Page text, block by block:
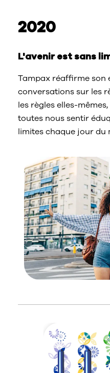
2020
L'avenir est sans
Tampax réaffirme son
conversations sur les
les règles elles-
toutes nous sentir
limites chaque jour du